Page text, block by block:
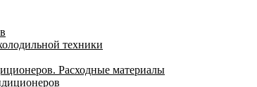
техники
Расходные материалы